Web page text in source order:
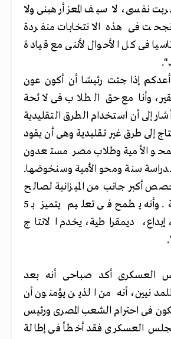
نفسى، لا سيف المعز أرهبنى ولا
نجحت فى هذه الانتخابات منفردة
فى كل الأحوال لأننى مع قيادة
إذا جئت رئيسًا أن أكون عون
وأنا مع حق الطلاب فى لائحة
إلى أن استخدام الطرق التقليدية
إلى طرق غير تقليدية وهى أن يقود
الأمية وطلاب مصر مستعدون
سنة ومحو الأمية وسنخوضها.
أكبر جانب من الميزانية لصالح
التعليم والصحة. وأنه يطمح فى تعليم يتميز بـ 5
إبداع، ديمقراطية، يخدم الانتاج
العسكرى أكد صباحى أنه بعد
أنه من الذين يؤمنون أن
فى احترام الشعب المصرى ورئيس
العسكرى فقد أخطأ فى إطالة